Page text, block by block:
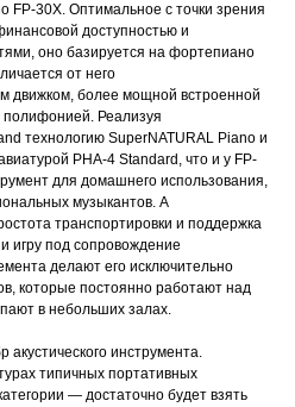
30X. Оптимальное с точки зрения
доступностью и
оно базируется на фортепиано
от него
движком, более мощной встроенной
Реализуя
технологию SuperNATURAL Piano и
PHA-4 Standard, что и у FP-
для домашнего использования,
музыкантов. А
транспортировки и поддержка
игру под сопровождение
делают его исключительно
которые постоянно работают над
в небольших залах.
инструмента.
типичных портативных
― достаточно будет взять